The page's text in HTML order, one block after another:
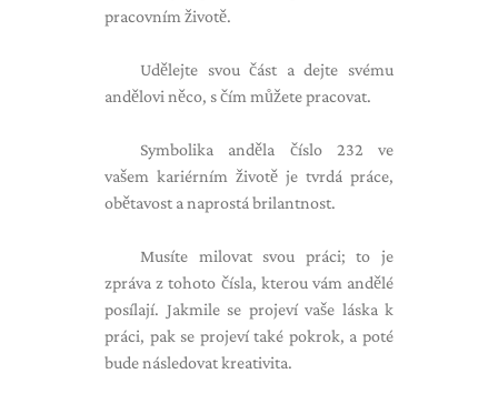
pracovním životě.
Udělejte svou část a dejte svému
andělovi něco, s čím můžete pracovat.
Symbolika anděla číslo 232 ve
vašem kariérním životě je tvrdá práce,
obětavost a naprostá brilantnost.
Musíte milovat svou práci; to je
zpráva z tohoto čísla, kterou vám andělé
posílají. Jakmile se projeví vaše láska k
práci, pak se projeví také pokrok, a poté
bude následovat kreativita.